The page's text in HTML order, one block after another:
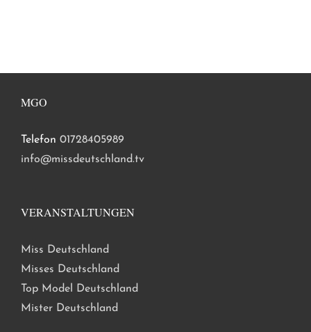
MGO
Telefon 01728405989
info@missdeutschland.tv
VERANSTALTUNGEN
Miss Deutschland
Misses Deutschland
Top Model Deutschland
Mister Deutschland